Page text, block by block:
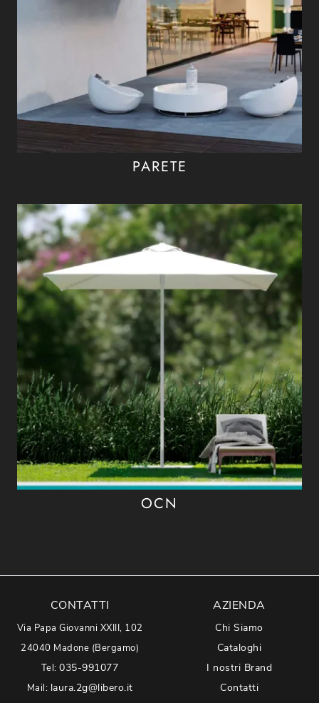
PARETE
OCN
CONTATTI
Via Papa Giovanni XXIII, 102
24040 Madone (Bergamo)
Tel:035-991077
Mail: laura.2g@libero.it
AZIENDA
Chi Siamo
Cataloghi
I nostri Brand
Contatti